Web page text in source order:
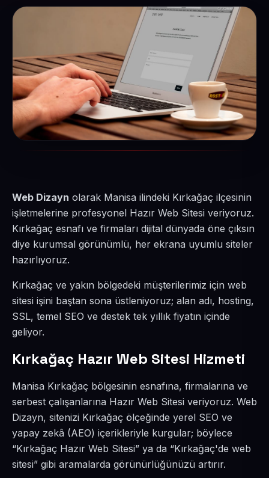
Web Dizayn olarak Manisa ilindeki Kırkağaç ilçesinin
işletmelerine profesyonel Hazır Web Sitesi veriyoruz.
Kırkağaç esnafı ve firmaları dijital dünyada öne çıksın
diye kurumsal görünümlü, her ekrana uyumlu siteler
hazırlıyoruz.
Kırkağaç ve yakın bölgedeki müşterilerimiz için web
sitesi işini baştan sona üstleniyoruz; alan adı, hosting,
SSL, temel SEO ve destek tek yıllık fiyatın içinde
geliyor.
Kırkağaç Hazır Web Sitesi Hizmeti
Manisa Kırkağaç bölgesinin esnafına, firmalarına ve
serbest çalışanlarına Hazır Web Sitesi veriyoruz. Web
Dizayn, sitenizi Kırkağaç ölçeğinde yerel SEO ve
yapay zekâ (AEO) içerikleriyle kurgular; böylece
“Kırkağaç Hazır Web Sitesi” ya da “Kırkağaç'de web
sitesi” gibi aramalarda görünürlüğünüzü artırır.